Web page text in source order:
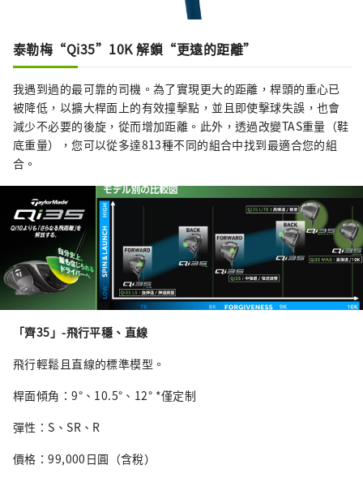
泰勒梅“Qi35”10K 解鎖“更遠的距離”
我遇到過的最可靠的司機。為了實現更大的距離，桿頭的重心已
被降低，以擴大桿面上的有效撞擊點，並且即使擊球失誤，也會
減少不必要的後旋，從而增加距離。此外，透過改變TAS重量（鞋
底重量），您可以從多達813種不同的組合中找到最適合您的組
合。
「齊35」-飛行平穩、直線
飛行輕鬆且直線的標準模型。
桿面傾角：9°、10.5°、12° *僅定制
彈性：S、SR、R
價格：99,000日圓（含稅）